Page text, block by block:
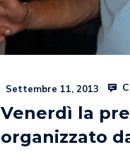
Settembre 11, 2013
Venerdì la
organizzato